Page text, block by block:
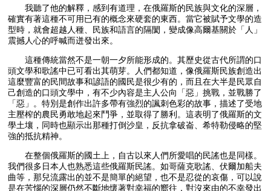
我聽了他的解釋，感到有道理，在俄羅斯的民族與文化的深層，
確實有著這種不可用已有的概念來硬套的東西。當它被賦予文學的造
型時，就會超越人種、民族和語言的隔閡，變成像高爾基關於「人」
震撼人心的呼喊而迸發出來。
這種傳統當然不是一朝一夕所能形成的。其歷史從古代所謂的口
頭文學和歌謠中已可看出其萌芽。人們都知道，像俄羅斯民族創造出
這麼豐富的民間故事和諺語的國民是很少有的，而且在大半是民眾自
己創造的口頭文學中，有不少內容是主人公向「惡」挑戰，並戰勝了
「惡」。特別是創作出許多帶有強烈的諷刺色彩的故事，描述了受地
主壓榨的農民勇敢地起來鬥爭，並取得了勝利。這表明了俄羅斯的文
學土壤，同時也顯示出那種打倒沙皇，反抗拿破崙、希特勒侵略的堅
強的抵抗精神。
在整個俄羅斯的國土上，自古以來人們所愛唱的民謠也是同樣。
我們很多日本人也熟悉這些俄羅斯民謠。如哥薩克歌謠、伏爾加船夫
曲等，那兒流露出的並不是簡單的絕望，也不是忍從的哀傷，可以說
是在苦惱的深層仍然不斷地懷著對幸福的嚮往，對沒來由的不幸發出